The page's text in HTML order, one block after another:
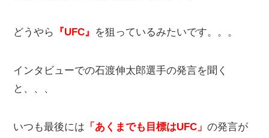
どうやら 『UFC』 を狙っているみたいです。。。
インタビューでの石渡伸太郎選手の発言を聞く
と、、、
いつも最後には 「あくまでも目標はUFC」の発言が